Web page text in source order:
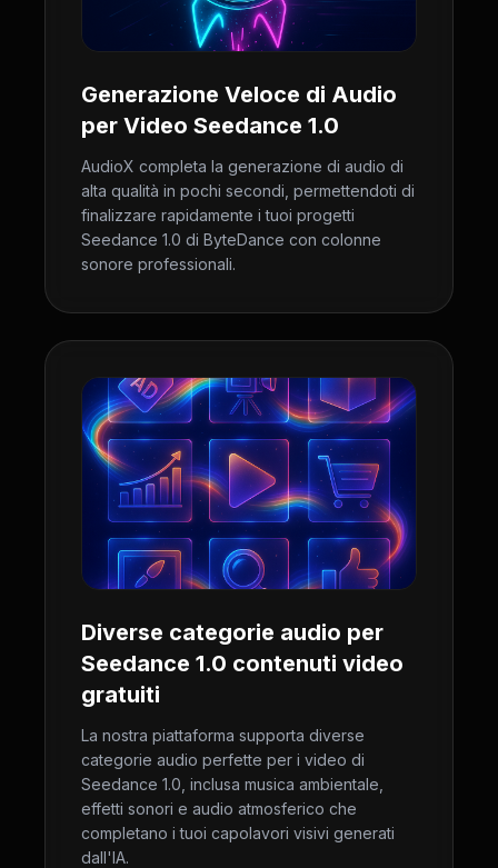
Generazione Veloce di Audio
per Video Seedance 1.0
AudioX completa la generazione di audio di
alta qualità in pochi secondi, permettendoti di
finalizzare rapidamente i tuoi progetti
Seedance 1.0 di ByteDance con colonne
sonore professionali.
Diverse categorie audio per
Seedance 1.0 contenuti video
gratuiti
La nostra piattaforma supporta diverse
categorie audio perfette per i video di
Seedance 1.0, inclusa musica ambientale,
effetti sonori e audio atmosferico che
completano i tuoi capolavori visivi generati
dall'IA.